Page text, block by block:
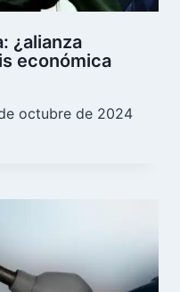
¿alianza
económica
octubre de 2024